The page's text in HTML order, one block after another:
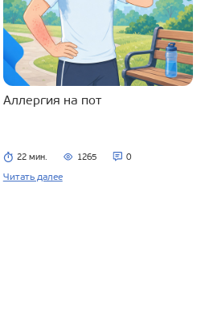
Аллергия на пот
22 мин. 1265 0
Читать далее